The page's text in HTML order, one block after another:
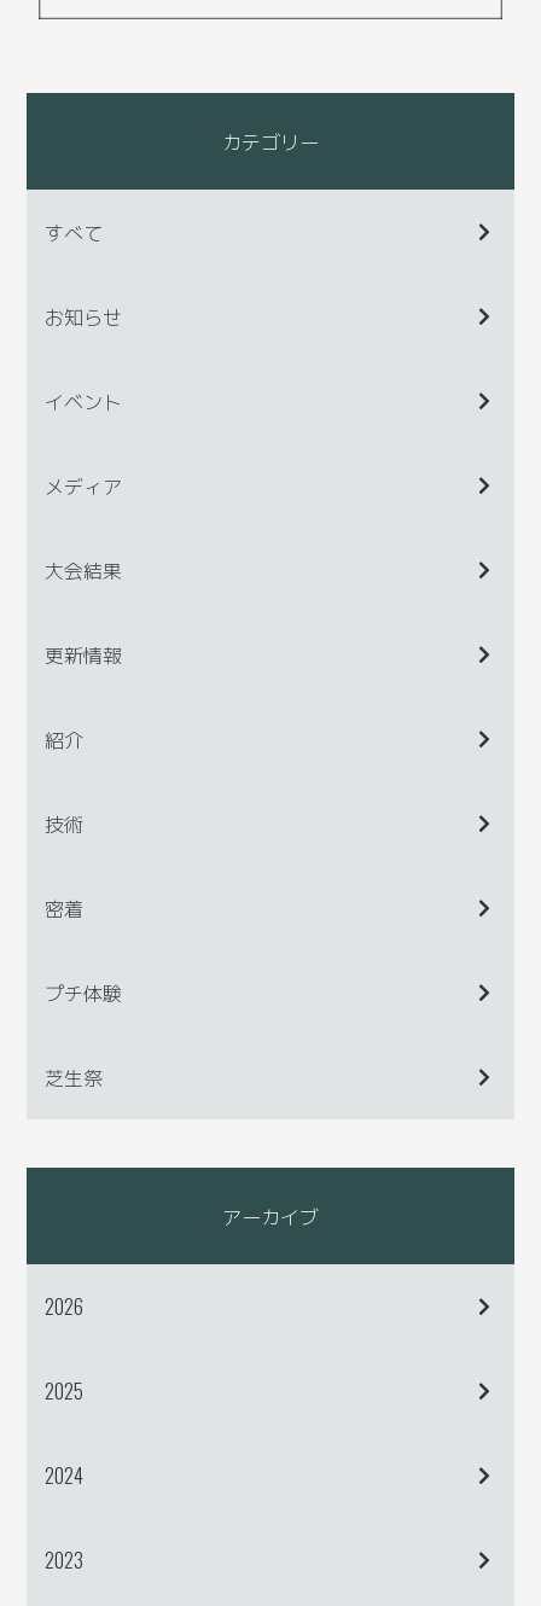
カテゴリー
すべて
お知らせ
イベント
メディア
大会結果
更新情報
紹介
技術
密着
プチ体験
芝生祭
アーカイブ
2026
2025
2024
2023